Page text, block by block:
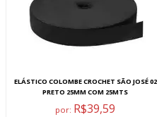
ELÁSTICO COLOMBE CROCHET SÃO JOSÉ 02
PRETO 25MM COM 25MTS
por: R$39,59